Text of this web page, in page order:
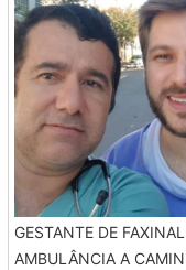
GESTANTE DE
AMBULÂNCIA A